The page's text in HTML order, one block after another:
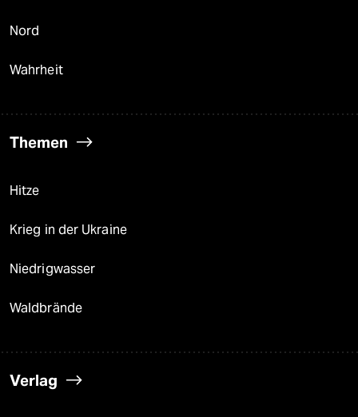
Nord
Wahrheit
Themen
Hitze
Krieg in der Ukraine
Niedrigwasser
Waldbrände
Verlag